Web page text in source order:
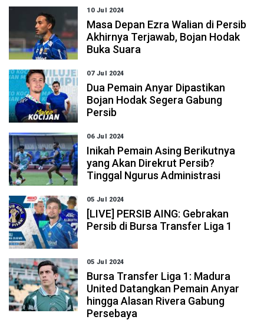
10 Jul 2024
Masa Depan Ezra Walian di Persib
Akhirnya Terjawab, Bojan Hodak
Buka Suara
07 Jul 2024
Dua Pemain Anyar Dipastikan
Bojan Hodak Segera Gabung
Persib
06 Jul 2024
Inikah Pemain Asing Berikutnya
yang Akan Direkrut Persib?
Tinggal Ngurus Administrasi
05 Jul 2024
[LIVE] PERSIB AING: Gebrakan
Persib di Bursa Transfer Liga 1
05 Jul 2024
Bursa Transfer Liga 1: Madura
United Datangkan Pemain Anyar
hingga Alasan Rivera Gabung
Persebaya